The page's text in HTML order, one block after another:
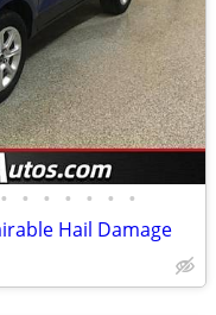
• • • • • • •
Hail Damage